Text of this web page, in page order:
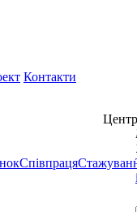
Контакти
Співпраця
Центр